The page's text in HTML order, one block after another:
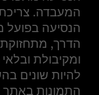
המעבדה.
הנסיעה בפועל
הדרך,
ומקיבולת
להיות שונים
התמונות